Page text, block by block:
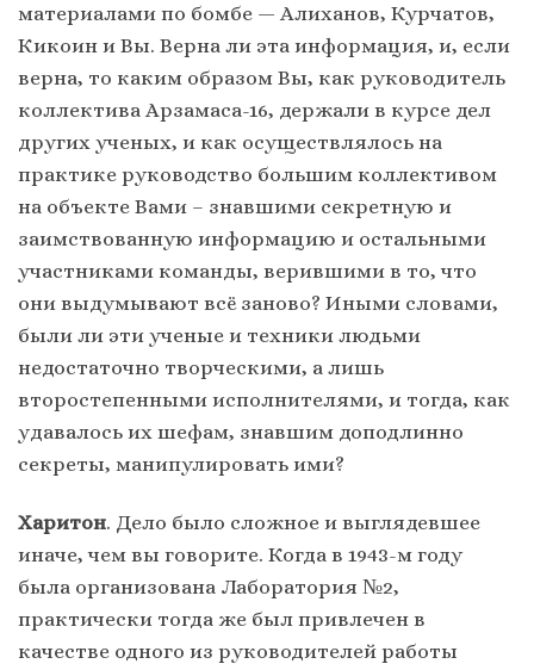
материалами по бомбе — Алиханов, Курчатов,
Кикоин и Вы. Верна ли эта информация, и, если
верна, то каким образом Вы, как руководитель
коллектива Арзамаса-16, держали в курсе дел
других ученых, и как осуществлялось на
практике руководство большим коллективом
на объекте Вами – знавшими секретную и
заимствованную информацию и остальными
участниками команды, верившими в то, что
они выдумывают всё заново? Иными словами,
были ли эти ученые и техники людьми
недостаточно творческими, а лишь
второстепенными исполнителями, и тогда, как
удавалось их шефам, знавшим доподлинно
секреты, манипулировать ими?
Харитон. Дело было сложное и выглядевшее
иначе, чем вы говорите. Когда в 1943-м году
была организована Лаборатория №2,
практически тогда же был привлечен в
качестве одного из руководителей работы